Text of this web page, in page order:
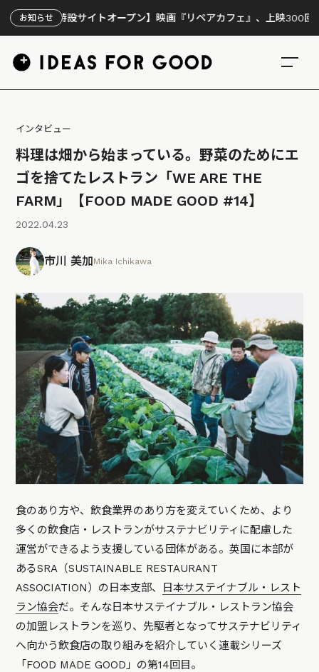
お知らせ
サイトオープン】映画『リペアカフェ』、上映300回の先で見えて
インタビュー
料理は畑から始まっている。野菜のためにエ
ゴを捨てたレストラン「WE ARE THE
FARM」【FOOD MADE GOOD #14】
2022.04.23
市川 美加Mika Ichikawa
食のあり方や、飲食業界のあり方を変えていくため、より
多くの飲食店・レストランがサステナビリティに配慮した
運営ができるよう支援している団体がある。英国に本部が
あるSRA（SUSTAINABLE RESTAURANT
ASSOCIATION）の日本支部、
日本サステイナブル・レスト
ラン協会だ。そんな日本サステイナブル・レストラン協会
の加盟レストランを巡り、先駆者となってサステナビリティ
へ向かう飲食店の取り組みを紹介していく連載シリーズ
「FOOD MADE GOOD」の第14回目。